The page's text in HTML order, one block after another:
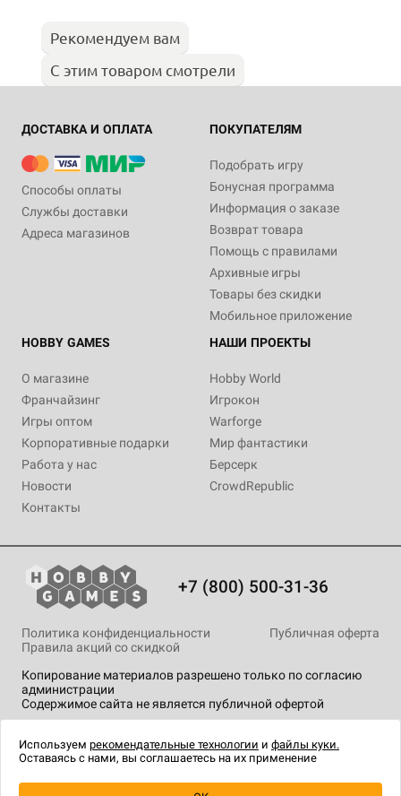
Рекомендуем вам
С этим товаром смотрели
ДОСТАВКА И ОПЛАТА
Способы оплаты
Службы доставки
Адреса магазинов
ПОКУПАТЕЛЯМ
Подобрать игру
Бонусная программа
Информация о заказе
Возврат товара
Помощь с правилами
Архивные игры
Товары без скидки
Мобильное приложение
HOBBY GAMES
О магазине
Франчайзинг
Игры оптом
Корпоративные подарки
Работа у нас
Новости
Контакты
НАШИ ПРОЕКТЫ
Hobby World
Игрокон
Warforge
Мир фантастики
Берсерк
CrowdRepublic
+7 (800) 500-31-36
Копирование материалов разрешено только по согласию
администрации
Содержимое сайта не является публичной офертой
Политика конфиденциальности
Публичная оферта
Правила акций со скидкой
технологии.
Используем рекомендательные технологии и файлы куки.
Оставаясь с нами, вы соглашаетесь на их применение